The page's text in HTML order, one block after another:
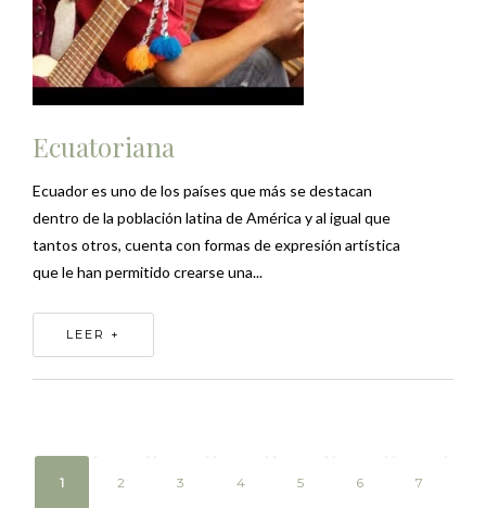
Ecuatoriana
Ecuador es uno de los países que más se destacan
dentro de la población latina de América y al igual que
tantos otros, cuenta con formas de expresión artística
que le han permitido crearse una...
LEER +
1 2 3 4 5 6 7